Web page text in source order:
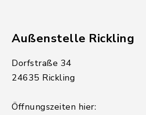
Außenstelle Rickling
Dorfstraße 34
24635 Rickling
Öffnungszeiten hier: